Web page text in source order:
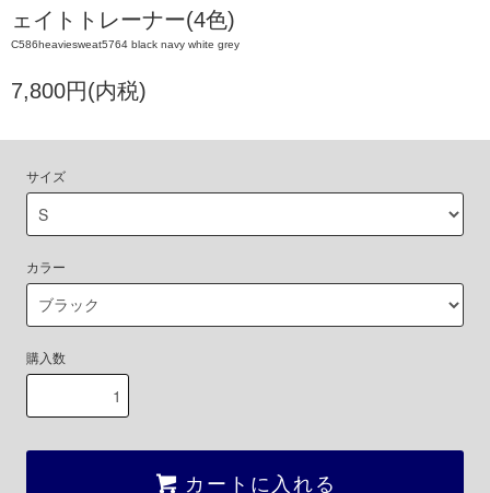
ェイトトレーナー(4色)
C586heaviesweat5764 black navy white grey
7,800円(内税)
サイズ
カラー
購入数
カートに入れる